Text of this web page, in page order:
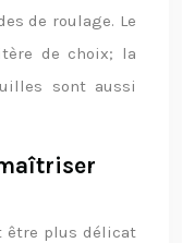
de roulage. Le
de choix; la
sont aussi
être plus délicat